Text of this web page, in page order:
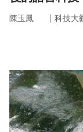
陳玉鳳 ｜ 科技大